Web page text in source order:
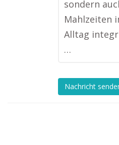
sondern
Mahlzeiten
Alltag
…
Nachricht